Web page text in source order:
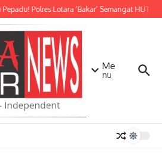
Polres Lotara ‘Bakar’ Semangat HUT
Me
nu